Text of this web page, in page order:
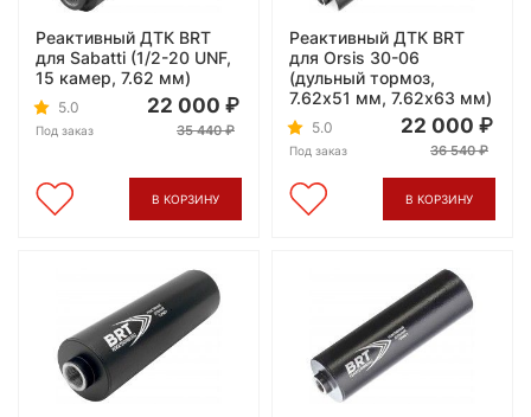
Реактивный ДТК BRT
для Sabatti (1/2-20 UNF,
15 камер, 7.62 мм)
5.0
Под заказ
22 000
35 440
В КОРЗИНУ
Реактивный ДТК BRT
для Orsis 30-06
(дульный тормоз,
7.62x51 мм, 7.62x63 мм)
5.0
Под заказ
22 000
36 540
В КОРЗИНУ